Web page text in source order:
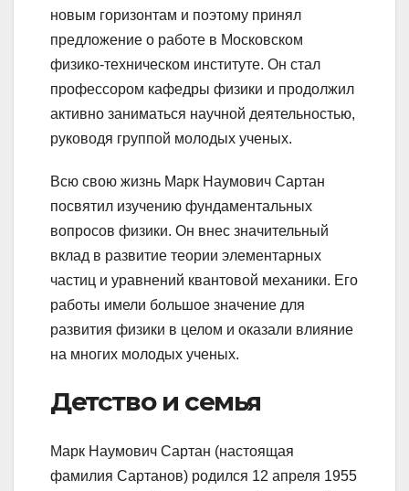
новым горизонтам и поэтому принял
предложение о работе в Московском
физико-техническом институте. Он стал
профессором кафедры физики и продолжил
активно заниматься научной деятельностью,
руководя группой молодых ученых.
Всю свою жизнь Марк Наумович Сартан
посвятил изучению фундаментальных
вопросов физики. Он внес значительный
вклад в развитие теории элементарных
частиц и уравнений квантовой механики. Его
работы имели большое значение для
развития физики в целом и оказали влияние
на многих молодых ученых.
Детство и семья
Марк Наумович Сартан (настоящая
фамилия Сартанов) родился 12 апреля 1955